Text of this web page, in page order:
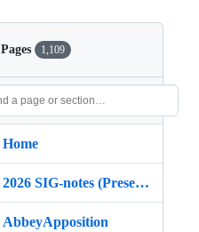
Pages 1,109
Home
2026 SIG‐notes (Presentation, maintenance, and demos for DELPH‐IN grammars)
AbbeyApposition